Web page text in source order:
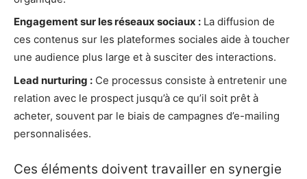
Engagement sur les réseaux sociaux : La diffusion de
ces contenus sur les plateformes sociales aide à toucher
une audience plus large et à susciter des interactions.
Lead nurturing : Ce processus consiste à entretenir une
relation avec le prospect jusqu’à ce qu’il soit prêt à
acheter, souvent par le biais de campagnes d’e-mailing
personnalisées.
Ces éléments doivent travailler en synergie